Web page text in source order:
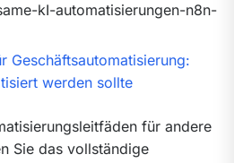
kI-automatisierungen-n8n-
Geschäftsautomatisierung:
werden sollte
für andere
Sie das vollständige